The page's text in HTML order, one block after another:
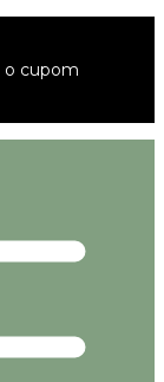
o cupom